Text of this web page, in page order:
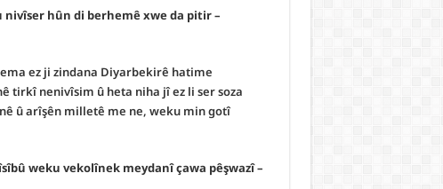
nivîser hûn di berhemê xwe da pitir
ez ji zindana Diyarbekirê hatime
tirkî nenivîsim û heta niha jî ez li ser soza
û arîşên milletê me ne, weku min gotî
weku vekolînek meydanî çawa pêşwazî